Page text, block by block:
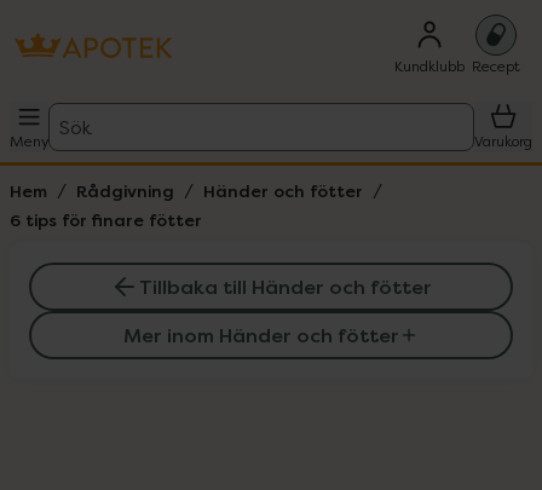
Kundklubb Recept
Meny
Sök
Varukorg
Hem Rådgivning
Händer och fötter
6 tips för finare fötter
Tillbaka till Händer och fötter
Mer inom Händer och fötter